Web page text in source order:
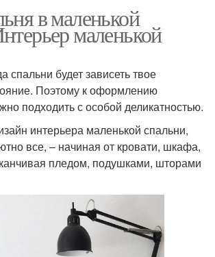
в маленькой
маленькой
спальни будет зависеть твое
Поэтому к оформлению
подходить с особой деликатностью.
интерьера маленькой спальни,
все, – начиная от кровати, шкафа,
пледом, подушками, шторами